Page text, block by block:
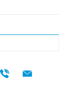
viber mail